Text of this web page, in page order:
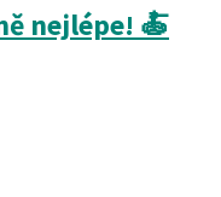
nejlépe! 🍝